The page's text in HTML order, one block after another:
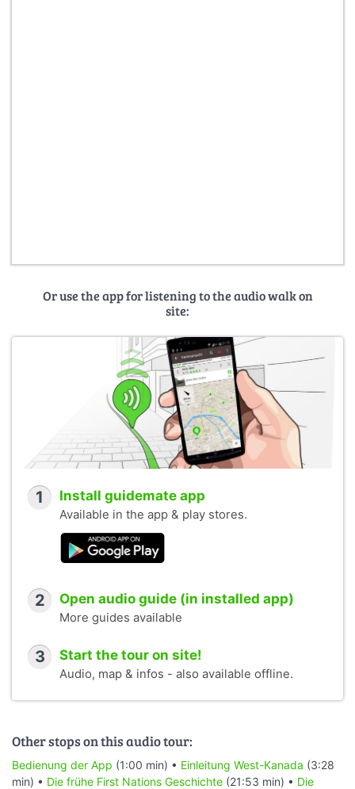
Or use the app for listening to the audio walk on
site:
1 Install guidemate app
Available in the app & play stores.
2 Open audio guide (in installed app)
More guides available
3 Start the tour on site!
Audio, map & infos - also available offline.
Other stops on this audio tour:
Bedienung der App (1:00 min) • Einleitung West-Kanada (3:28
min) • Die frühe First Nations Geschichte (21:53 min) • Die